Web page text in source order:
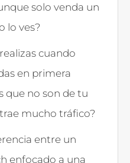
solo venda un
lo ves?
cuando
en primera
que no son de tu
mucho tráfico?
entre un
enfocado a una